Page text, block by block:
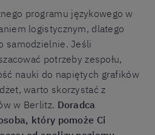
programu językowego w
logistycznym, dlatego
samodzielnie. Jeśli
potrzeby zespołu,
nauki do napiętych grafików
warto skorzystać z
w Berlitz. Doradca
który pomoże Ci